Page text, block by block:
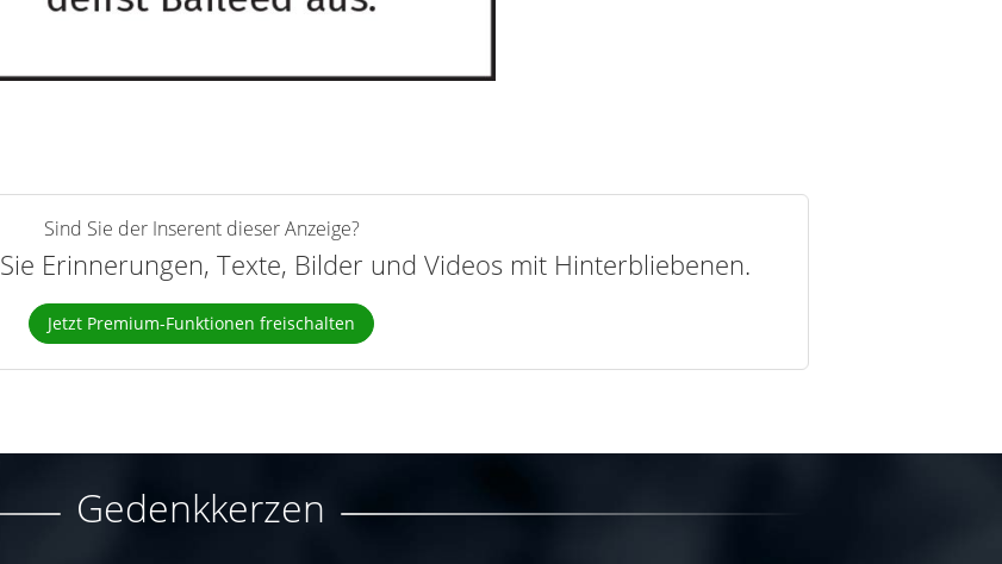
Sind Sie der Inserent dieser Anzeige?
Erinnerungen, Texte, Bilder und Videos mit Hinterbliebenen.
Jetzt Premium-Funktionen freischalten
Gedenkkerzen